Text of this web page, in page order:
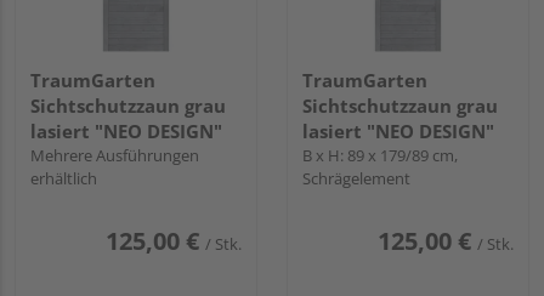
TraumGarten
Sichtschutzzaun grau
lasiert "NEO DESIGN"
Mehrere Ausführungen
erhältlich
125,00 € / Stk.
TraumGarten
Sichtschutzzaun grau
lasiert "NEO DESIGN"
B x H: 89 x 179/89 cm,
Schrägelement
125,00 € / Stk.